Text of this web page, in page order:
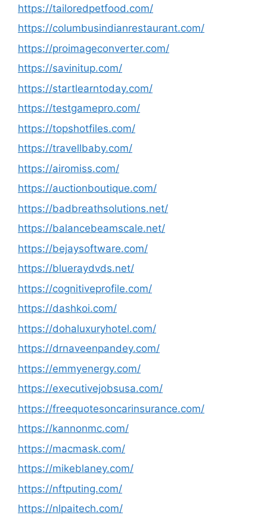
https://tailoredpetfood.com/
https://columbusindianrestaurant.com/
https://proimageconverter.com/
https://savinitup.com/
https://startlearntoday.com/
https://testgamepro.com/
https://topshotfiles.com/
https://travellbaby.com/
https://airomiss.com/
https://auctionboutique.com/
https://badbreathsolutions.net/
https://balancebeamscale.net/
https://bejaysoftware.com/
https://blueraydvds.net/
https://cognitiveprofile.com/
https://dashkoi.com/
https://dohaluxuryhotel.com/
https://drnaveenpandey.com/
https://emmyenergy.com/
https://executivejobsusa.com/
https://freequotesoncarinsurance.com/
https://kannonmc.com/
https://macmask.com/
https://mikeblaney.com/
https://nftputing.com/
https://nlpaitech.com/